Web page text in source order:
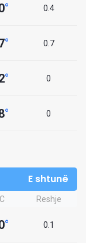
° 0.4
° 0.7
° 0
° 0
E shtunë
Reshje
° 0.1